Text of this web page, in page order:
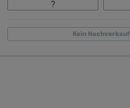
Kein Nachverkauf